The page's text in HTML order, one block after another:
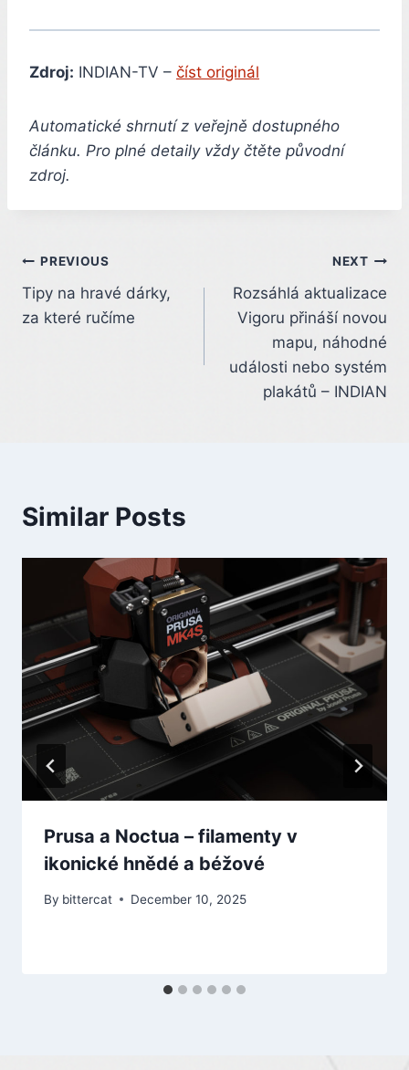
Zdroj: INDIAN-TV – číst originál
Automatické shrnutí z veřejně dostupného
článku. Pro plné detaily vždy čtěte původní
zdroj.
Post
navigation
PREVIOUS
Tipy na hravé dárky,
za které ručíme
NEXT
Rozsáhlá aktualizace
Vigoru přináší novou
mapu, náhodné
události nebo systém
plakátů – INDIAN
Similar Posts
Prusa a Noctua – filamenty v
ikonické hnědé a béžové
By bittercat December 10, 2025